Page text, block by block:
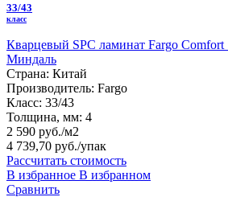
33/43
класс
Кварцевый SPC ламинат Fargo
Миндаль
Страна: Китай
Производитель: Fargo
Класс: 33/43
Толщина, мм: 4
2 590 руб./м2
4 739,70 руб./упак
Рассчитать стоимость
В избранное В избранном
Сравнить